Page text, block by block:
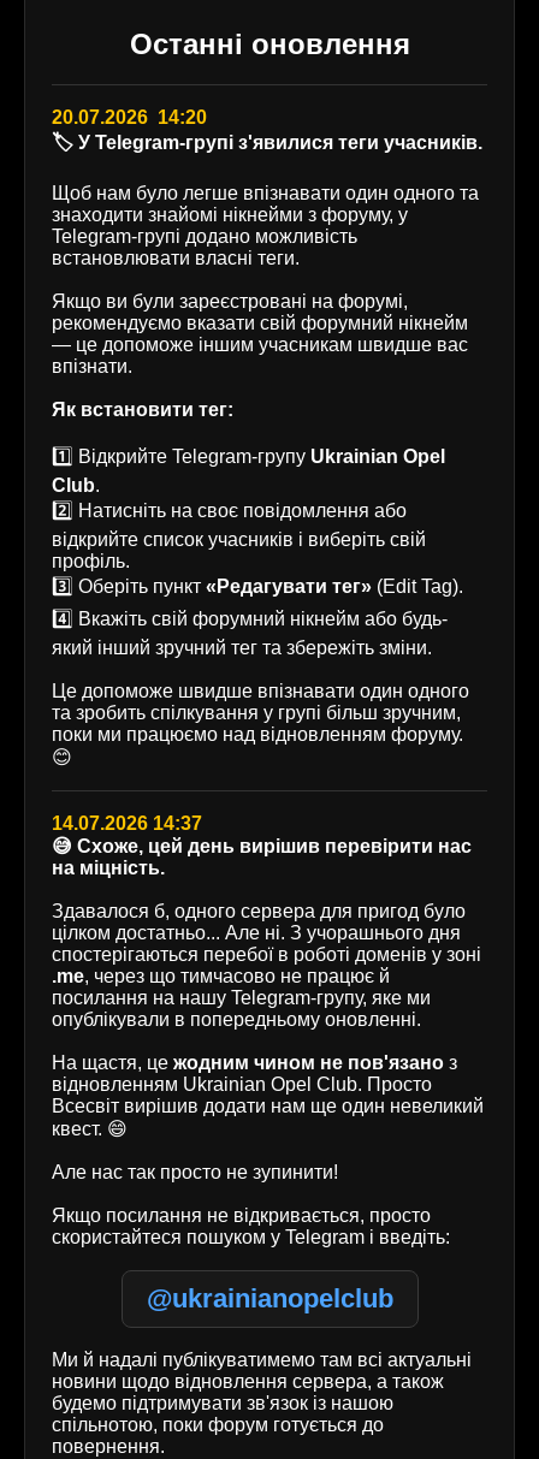
Останні оновлення
20.07.2026 14:20
🏷️ У Telegram-групі з'явилися теги учасників.
Щоб нам було легше впізнавати один одного та
знаходити знайомі нікнейми з форуму, у
Telegram-групі додано можливість
встановлювати власні теги.
Якщо ви були зареєстровані на форумі,
рекомендуємо вказати свій форумний нікнейм
— це допоможе іншим учасникам швидше вас
впізнати.
Як встановити тег:
1️⃣ Відкрийте Telegram-групу Ukrainian Opel
Club.
2️⃣ Натисніть на своє повідомлення або
відкрийте список учасників і виберіть свій
профіль.
3️⃣ Оберіть пункт «Редагувати тег» (Edit Tag).
4️⃣ Вкажіть свій форумний нікнейм або будь-
який інший зручний тег та збережіть зміни.
Це допоможе швидше впізнавати один одного
та зробить спілкування у групі більш зручним,
поки ми працюємо над відновленням форуму.
😊
14.07.2026 14:37
😅 Схоже, цей день вирішив перевірити нас
на міцність.
Здавалося б, одного сервера для пригод було
цілком достатньо... Але ні. З учорашнього дня
спостерігаються перебої в роботі доменів у зоні
.me, через що тимчасово не працює й
посилання на нашу Telegram-групу, яке ми
опублікували в попередньому оновленні.
На щастя, це жодним чином не пов'язано з
відновленням Ukrainian Opel Club. Просто
Всесвіт вирішив додати нам ще один невеликий
квест. 😄
Але нас так просто не зупинити!
Якщо посилання не відкривається, просто
скористайтеся пошуком у Telegram і введіть:
@ukrainianopelclub
Ми й надалі публікуватимемо там всі актуальні
новини щодо відновлення сервера, а також
будемо підтримувати зв'язок із нашою
спільнотою, поки форум готується до
повернення.